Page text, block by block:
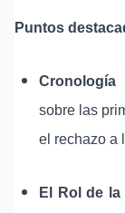
Puntos
Cronología
sobre las
el rechazo a
El Rol de